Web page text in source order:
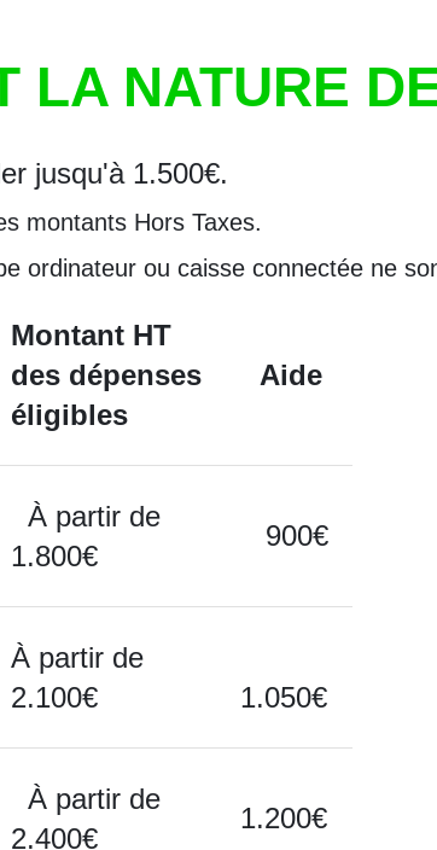
LA NATURE
jusqu'à 1.500€.
montants Hors Taxes.
ordinateur ou caisse connectée ne
Montant HT
des dépenses
éligibles
Aide
À partir de
1.800€
900€
À partir de
2.100€
1.050€
À partir de
2.400€
1.200€